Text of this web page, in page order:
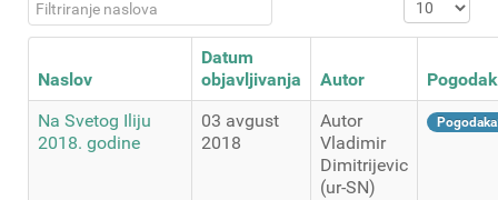
Filtriranje naslova Prikaz #
Naslov
Datum
objavljivanja
Autor
Na Svetog Iliju
2018. godine
03 avgust
2018
Autor
Vladimir
Dimitrijevic
(ur-SN)